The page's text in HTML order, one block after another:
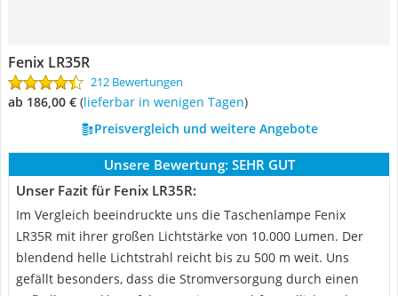
Fenix LR35R
212 Bewertungen
ab 186,00 € ( Lieferbar in wenigen Tagen)
Preisvergleich und weitere Angebote
Unsere Bewertung: SEHR GUT
Unser Fazit für Fenix LR35R:
Im Vergleich beeindruckte uns die Taschenlampe Fenix
LR35R mit ihrer großen Lichtstärke von 10.000 Lumen. Der
blendend helle Lichtstrahl reicht bis zu 500 m weit. Uns
gefällt besonders, dass die Stromversorgung durch einen